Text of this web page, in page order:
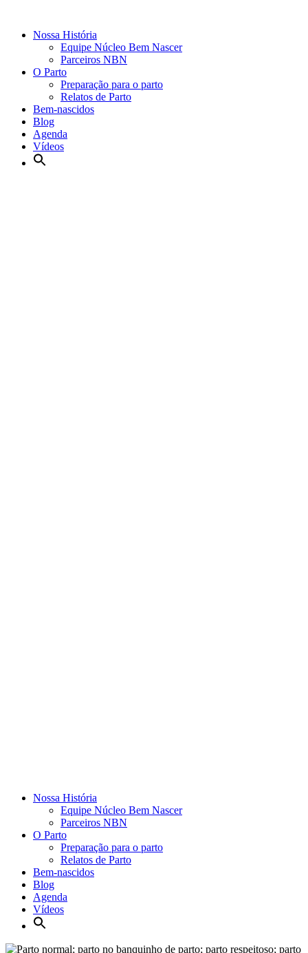
Nossa História
Equipe Núcleo Bem Nascer
Parceiros NBN
O Parto
Preparação para o parto
Relatos de Parto
Bem-nascidos
Blog
Agenda
Vídeos
Nossa História
Equipe Núcleo Bem Nascer
Parceiros NBN
O Parto
Preparação para o parto
Relatos de Parto
Bem-nascidos
Blog
Agenda
Vídeos